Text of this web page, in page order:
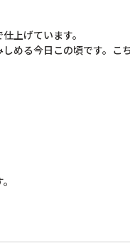
上げています。
める今日この頃です。こ